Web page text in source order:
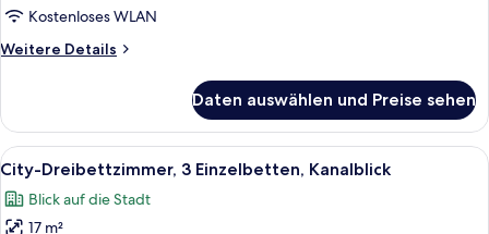
Kostenloses WLAN
Weitere Details
Weitere
2 Einzelbetten
Daten auswählen und Preise sehen
Alle
Fotos
für
Eine Zeitschrift oder Broschüre auf
3
City-Dreibettzimmer, 3 Einzelbetten, Kanalblick
Blick auf die Stadt
17 m²